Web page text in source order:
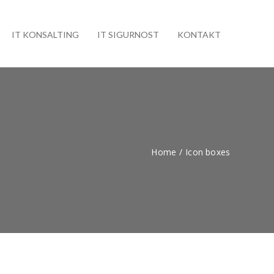
IT KONSALTING IT SIGURNOST KONTAKT
Home / Icon boxes